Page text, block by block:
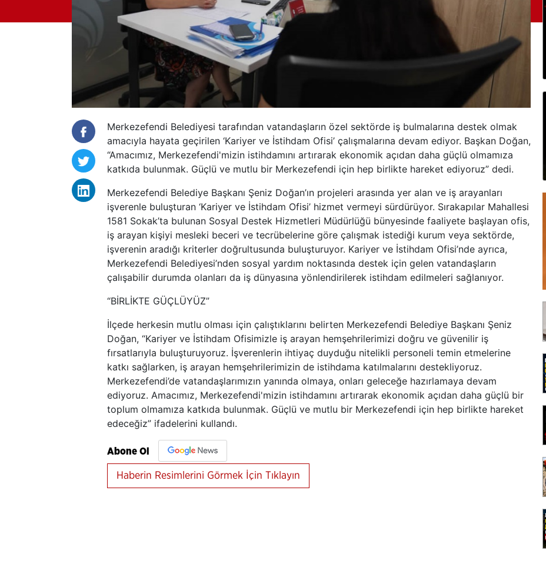
Merkezefendi Belediyesi tarafından vatandaşların özel sektörde iş bulmalarına destek olmak
amacıyla hayata geçirilen ‘Kariyer ve İstihdam Ofisi’ çalışmalarına devam ediyor. Başkan Doğan,
“Amacımız, Merkezefendi'mizin istihdamını artırarak ekonomik açıdan daha güçlü olmamıza
katkıda bulunmak. Güçlü ve mutlu bir Merkezefendi için hep birlikte hareket ediyoruz” dedi.
Merkezefendi Belediye Başkanı Şeniz Doğan’ın projeleri arasında yer alan ve iş arayanları
işverenle buluşturan ‘Kariyer ve İstihdam Ofisi’ hizmet vermeyi sürdürüyor. Sırakapılar Mahallesi
1581 Sokak’ta bulunan Sosyal Destek Hizmetleri Müdürlüğü bünyesinde faaliyete başlayan ofis,
iş arayan kişiyi mesleki beceri ve tecrübelerine göre çalışmak istediği kurum veya sektörde,
işverenin aradığı kriterler doğrultusunda buluşturuyor. Kariyer ve İstihdam Ofisi’nde ayrıca,
Merkezefendi Belediyesi’nden sosyal yardım noktasında destek için gelen vatandaşların
çalışabilir durumda olanları da iş dünyasına yönlendirilerek istihdam edilmeleri sağlanıyor.
“BİRLİKTE GÜÇLÜYÜZ”
İlçede herkesin mutlu olması için çalıştıklarını belirten Merkezefendi Belediye Başkanı Şeniz
Doğan, “Kariyer ve İstihdam Ofisimizle iş arayan hemşehrilerimizi doğru ve güvenilir iş
fırsatlarıyla buluşturuyoruz. İşverenlerin ihtiyaç duyduğu nitelikli personeli temin etmelerine
katkı sağlarken, iş arayan hemşehrilerimizin de istihdama katılmalarını destekliyoruz.
Merkezefendi’de vatandaşlarımızın yanında olmaya, onları geleceğe hazırlamaya devam
ediyoruz. Amacımız, Merkezefendi'mizin istihdamını artırarak ekonomik açıdan daha güçlü bir
toplum olmamıza katkıda bulunmak. Güçlü ve mutlu bir Merkezefendi için hep birlikte hareket
edeceğiz” ifadelerini kullandı.
Abone Ol
Haberin Resimlerini Görmek İçin Tıklayın